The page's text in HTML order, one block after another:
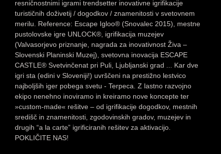
resničnostnimi igrami trendsetter inovativne igrifikacije
turističnih doživetij / dogodkov / znamenitosti v svetovnem
merilu. Reference: Escape Igloo® (Snovalec 2015), mestne
pustolovske igre UNLOCK®, igrifikacija muzejev
(Valvasorjevo priznanje, nagrada za inovativnost Živa –
Slovenski Planinski Muzej), svetovna inovacija ESCAPE
CASTLE® Svetvinčenat pri Puli, Ljubljanski grad ... Kar dve
igri sta (edini v Sloveniji!) uvrščeni na prestižno lestvico
najboljših iger pobega svetu - Terpeca. Z lastno razvojno
ekipo nenehno inoviramo in kreiramo nove koncepte ter
»custom-made« rešitve – od igrifikacije dogodkov, mestnih
središč in znamenitosti, zgodovinskih gradov, muzejev in
drugih “a la carte” igrificiranih rešitev za aktivacijo.
POKLIČITE NAS!